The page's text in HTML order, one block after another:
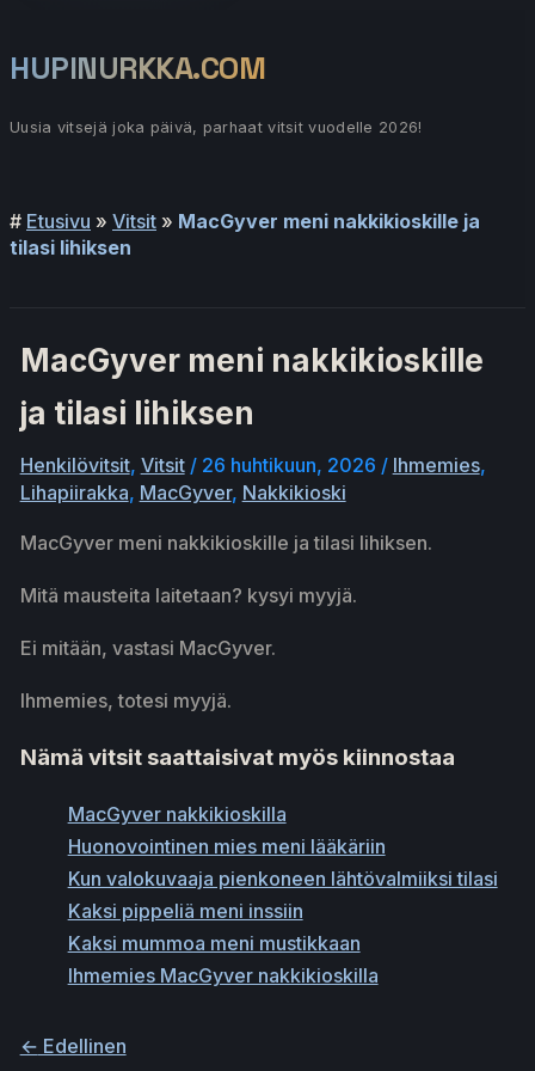
sisältöön
HUPINURKKA.COM
Uusia vitsejä joka päivä, parhaat vitsit vuodelle 2026!
# Etusivu » Vitsit » MacGyver meni nakkikioskille ja
tilasi lihiksen
MacGyver meni nakkikioskille
ja tilasi lihiksen
Henkilövitsit, Vitsit/ 26 huhtikuun, 2026 / Ihmemies,
Lihapiirakka, MacGyver, Nakkikioski
MacGyver meni nakkikioskille ja tilasi lihiksen.
Mitä mausteita laitetaan? kysyi myyjä.
Ei mitään, vastasi MacGyver.
Ihmemies, totesi myyjä.
Nämä vitsit saattaisivat myös kiinnostaa
MacGyver nakkikioskilla
Huonovointinen mies meni lääkäriin
Kun valokuvaaja pienkoneen lähtövalmiiksi tilasi
Kaksi pippeliä meni inssiin
Kaksi mummoa meni mustikkaan
Ihmemies MacGyver nakkikioskilla
← Edellinen